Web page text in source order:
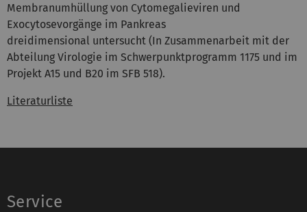
Membranumhüllung von Cytomegalieviren und
Exocytosevorgänge im Pankreas
dreidimensional untersucht (In Zusammenarbeit mit der
Abteilung Virologie im Schwerpunktprogramm 1175 und im
Projekt A15 und B20 im SFB 518).
Literaturliste
Service